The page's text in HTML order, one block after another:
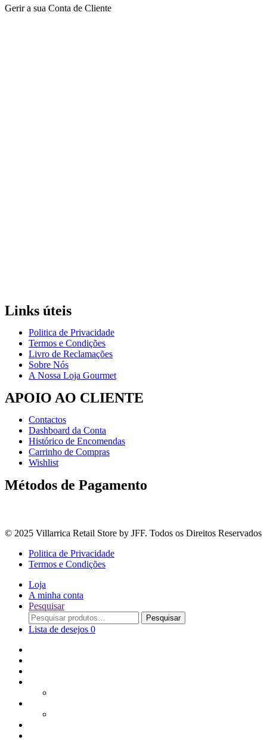
Gerir a sua Conta de Cliente
Links úteis
Politica de Privacidade
Termos e Condições
Livro de Reclamações
Sobre Nós
A Nossa Loja Gourmet
APOIO AO CLIENTE
Contactos
Dashboard da Conta
Histórico de Encomendas
Carrinho de Compras
Wishlist
Métodos de Pagamento
© 2025 Villarrica Retail Store by JFF. Todos os Direitos Reservados
Politica de Privacidade
Termos e Condições
Loja
A minha conta
Pesquisar
Procurar
por:
Pesquisar
Lista de desejos 0